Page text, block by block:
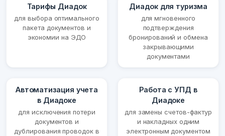
Тарифы Диадок
для выбора оптимального
пакета документов и
экономии на ЭДО
Диадок для туризма
для мгновенного
подтверждения
бронирований и обмена
закрывающими
документами
Автоматизация учета
в Диадоке
для исключения потери
документов и
дублирования проводок в
Работа с УПД в
Диадоке
для замены счетов-фактур
и накладных одним
электронным документом